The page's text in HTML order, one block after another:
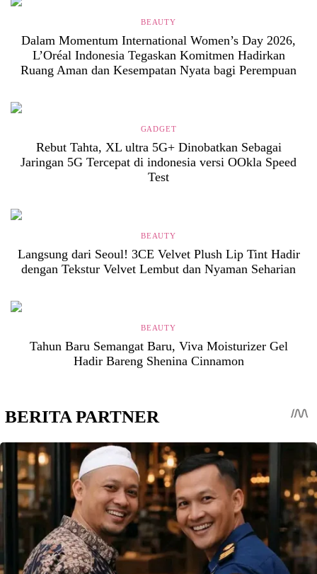
BEAUTY
Dalam Momentum International Women’s Day 2026,
L’Oréal Indonesia Tegaskan Komitmen Hadirkan
Ruang Aman dan Kesempatan Nyata bagi Perempuan
GADGET
Rebut Tahta, XL ultra 5G+ Dinobatkan Sebagai
Jaringan 5G Tercepat di indonesia versi OOkla Speed
Test
BEAUTY
Langsung dari Seoul! 3CE Velvet Plush Lip Tint Hadir
dengan Tekstur Velvet Lembut dan Nyaman Seharian
BEAUTY
Tahun Baru Semangat Baru, Viva Moisturizer Gel
Hadir Bareng Shenina Cinnamon